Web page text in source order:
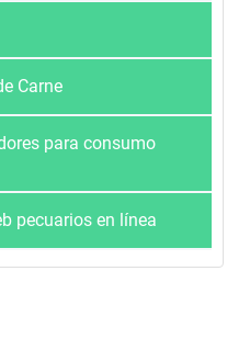
Carne
para consumo
pecuarios en línea